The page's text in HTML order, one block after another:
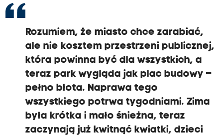
Rozumiem, że miasto chce zarabiać,
ale nie kosztem przestrzeni publicznej,
która powinna być dla wszystkich, a
teraz park wygląda jak plac budowy –
pełno błota. Naprawa tego
wszystkiego potrwa tygodniami. Zima
była krótka i mało śnieżna, teraz
zaczynają już kwitnąć kwiatki, dzieci